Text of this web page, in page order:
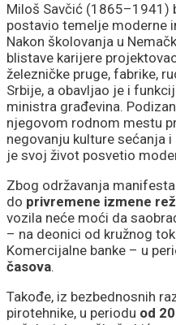
Miloš Savčić (1865–1941)
postavio temelje moderne
Nakon školovanja u
blistave karijere
železničke pruge, fabrike,
Srbije, a obavljao je i
ministra građevina.
njegovom rodnom mestu
negovanju kulture sećanja
je svoj život posvetio
Zbog održavanja
do privremene izmene
vozila neće moći da
– na deonici od kružnog
Komercijalne banke – u
časova.
Takođe, iz bezbednosnih
pirotehnike, u periodu od